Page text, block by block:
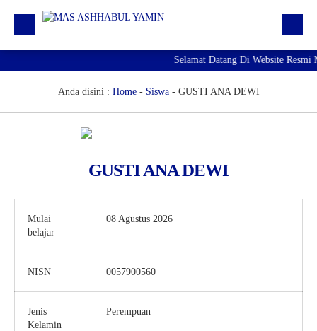
Daftar GTK
Siswa | Alumni
Agenda
Download
RDM
Selamat Datang Di Website Resmi
Anda disini : Home- Siswa- GUSTI ANA DEWI
GUSTI ANA DEWI
Mulai
belajar
08 Agustus 2026
NISN 0057900560
Jenis
Kelamin
Perempuan